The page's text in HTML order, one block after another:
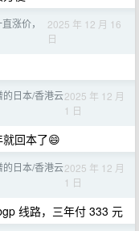
涨价，
2025 年 12 月 16
日
日本/香港云2025 年 12 月
1 日
回本了😄
日本/香港云2025 年 12 月
1 日
线路，三年付 333 元